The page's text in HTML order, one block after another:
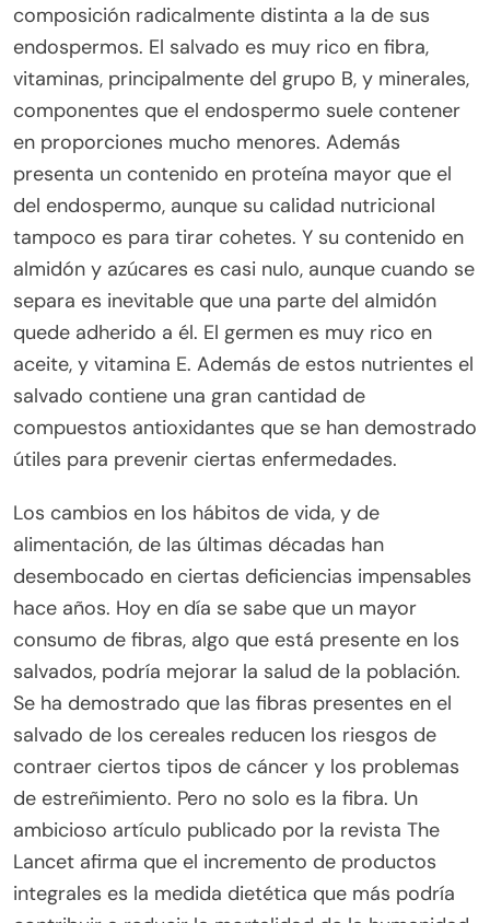
composición radicalmente distinta a la de sus
endospermos. El salvado es muy rico en fibra,
vitaminas, principalmente del grupo B, y minerales,
componentes que el endospermo suele contener
en proporciones mucho menores. Además
presenta un contenido en proteína mayor que el
del endospermo, aunque su calidad nutricional
tampoco es para tirar cohetes. Y su contenido en
almidón y azúcares es casi nulo, aunque cuando se
separa es inevitable que una parte del almidón
quede adherido a él. El germen es muy rico en
aceite, y vitamina E. Además de estos nutrientes el
salvado contiene una gran cantidad de
compuestos antioxidantes que se han demostrado
útiles para prevenir ciertas enfermedades.
Los cambios en los hábitos de vida, y de
alimentación, de las últimas décadas han
desembocado en ciertas deficiencias impensables
hace años. Hoy en día se sabe que un mayor
consumo de fibras, algo que está presente en los
salvados, podría mejorar la salud de la población.
Se ha demostrado que las fibras presentes en el
salvado de los cereales reducen los riesgos de
contraer ciertos tipos de cáncer y los problemas
de estreñimiento. Pero no solo es la fibra. Un
ambicioso artículo publicado por la revista The
Lancet afirma que el incremento de productos
integrales es la medida dietética que más podría